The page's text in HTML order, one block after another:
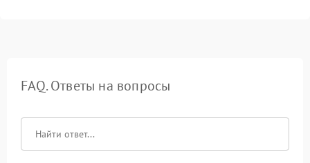
FAQ. Ответы на вопросы